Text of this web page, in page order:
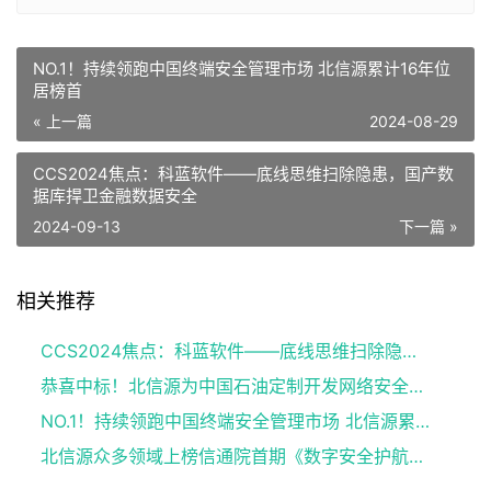
NO.1！持续领跑中国终端安全管理市场 北信源累计16年位
居榜首
« 上一篇 2024-08-29
CCS2024焦点：科蓝软件——底线思维扫除隐患，国产数
据库捍卫金融数据安全
下一篇 »
2024-09-13
相关推荐
CCS2024焦点：科蓝软件——底线思维扫除隐患，国产数据库捍卫金融数据安全
恭喜中标！北信源为中国石油定制开发网络安全应急指挥系统
NO.1！持续领跑中国终端安全管理市场 北信源累计16年位居榜首
北信源众多领域上榜信通院首期《数字安全护航技术能力全景图》